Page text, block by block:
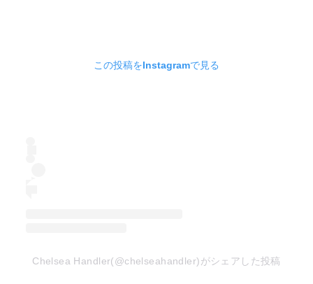
この投稿をInstagramで見る
Chelsea Handler(@chelseahandler)がシェアした投稿